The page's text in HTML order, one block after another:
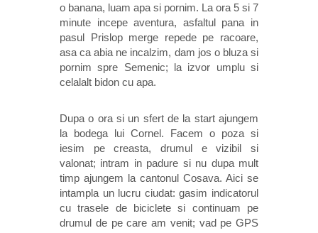
o banana, luam apa si pornim. La ora 5 si 7
minute incepe aventura, asfaltul pana in
pasul Prislop merge repede pe racoare,
asa ca abia ne incalzim, dam jos o bluza si
pornim spre Semenic; la izvor umplu si
celalalt bidon cu apa.
Dupa o ora si un sfert de la start ajungem
la bodega lui Cornel. Facem o poza si
iesim pe creasta, drumul e vizibil si
valonat; intram in padure si nu dupa mult
timp ajungem la cantonul Cosava. Aici se
intampla un lucru ciudat: gasim indicatorul
cu trasele de biciclete si continuam pe
drumul de pe care am venit; vad pe GPS